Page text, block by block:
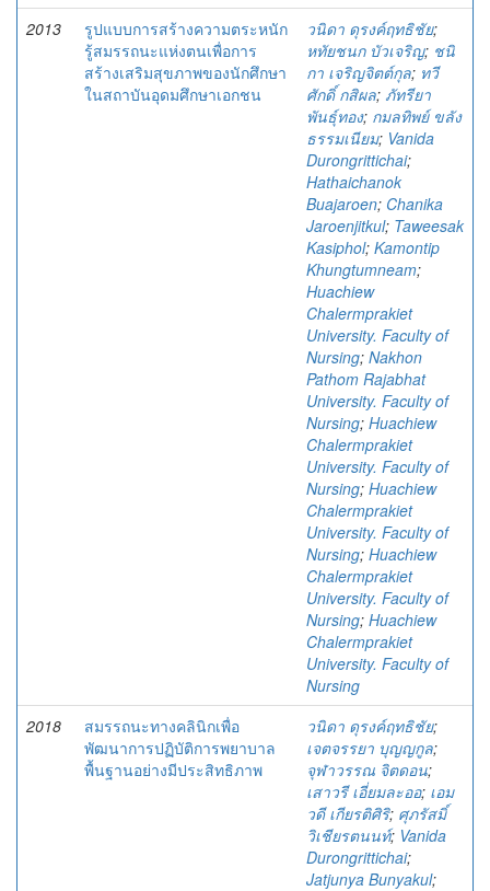
2013
รูปแบบการสร้างความตระหนัก
รู้สมรรถนะแห่งตนเพื่อการ
สร้างเสริมสุขภาพของนักศึกษา
ในสถาบันอุดมศึกษาเอกชน
วนิดา ดุรงค์ฤทธิชัย;
หทัยชนก บัวเจริญ; ชนิ
กา เจริญจิตต์กุล; ทวี
ศักดิ์ กสิผล; ภัทรียา
พันธุ์ทอง; กมลทิพย์ ขลัง
ธรรมเนียม; Vanida
Durongrittichai;
Hathaichanok
Buajaroen; Chanika
Jaroenjitkul; Taweesak
Kasiphol; Kamontip
Khungtumneam;
Huachiew
Chalermprakiet
University. Faculty of
Nursing; Nakhon
Pathom Rajabhat
University. Faculty of
Nursing; Huachiew
Chalermprakiet
University. Faculty of
Nursing; Huachiew
Chalermprakiet
University. Faculty of
Nursing; Huachiew
Chalermprakiet
University. Faculty of
Nursing; Huachiew
Chalermprakiet
University. Faculty of
Nursing
2018
สมรรถนะทางคลินิกเพื่อ
พัฒนาการปฏิบัติการพยาบาล
พื้นฐานอย่างมีประสิทธิภาพ
วนิดา ดุรงค์ฤทธิชัย;
เจตจรรยา บุญญกูล;
จุฬาวรรณ จิตดอน;
เสาวรี เอี่ยมละออ; เอม
วดี เกียรติศิริ; ศุภรัสมิ์
วิเชียรตนนท์; Vanida
Durongrittichai;
Jatjunya Bunyakul;